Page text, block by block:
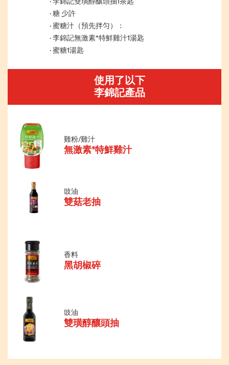
糖 少許
蜜糖汁（預先拌匀）：
李錦記無激素*特鮮雞汁1湯匙
蜜糖1湯匙
使用了以下
李錦記產品
雞粉/雞汁
無激素*特鮮雞汁
豉油
雙菇老抽
香料
黑胡椒碎
豉油
雙璜醇釀頭抽